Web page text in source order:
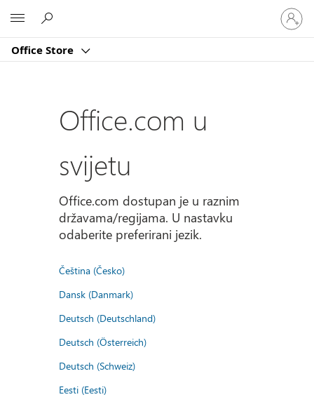
Office Store
Prijavite
se
u
račun
Office.com u
svijetu
Office.com dostupan je u raznim
državama/regijama. U nastavku
odaberite preferirani jezik.
Čeština (Česko)
Dansk (Danmark)
Deutsch (Deutschland)
Deutsch (Österreich)
Deutsch (Schweiz)
Eesti (Eesti)